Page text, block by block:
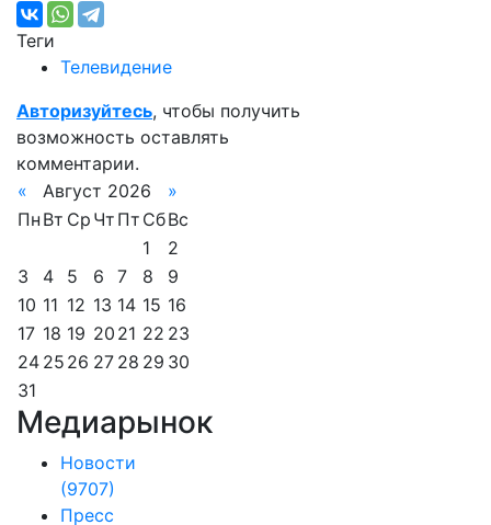
Теги
Телевидение
Авторизуйтесь, чтобы получить
возможность оставлять
комментарии.
«
Август 2026
»
Пн Вт Ср Чт Пт СбВс
1
2
3
4 5 6 7 8
9
10 11 12 13 14 15 16
17 18 19 20 21 22 23
24 25 26 27 28 29 30
31
Медиарынок
Новости
(9707)
Пресс